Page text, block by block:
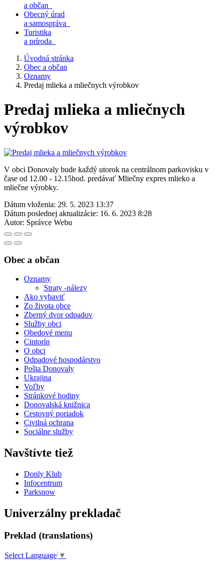
a občan
Obecný úrad
a samospráva
Turistika
a príroda
Úvodná stránka
Obec a občan
Oznamy
Predaj mlieka a mliečnych výrobkov
Predaj mlieka a mliečnych
výrobkov
V obci Donovaly bude každý utorok na centrálnom parkovisku v
čase od 12.00 - 12.15hod. predávať Mliečny expres mlieko a
mliečne výrobky.
Dátum vloženia: 29. 5. 2023 13:37
Dátum poslednej aktualizácie: 16. 6. 2023 8:28
Autor: Správce Webu
Obec a občan
Oznamy
Straty -nálezy
Ako vybaviť
Zo života obce
Zberný dvor odpadov
Služby obci
Obedové menu
Cintorín
O obci
Odpadové hospodárstvo
Pošta Donovaly
Ukrajina
Voľby
Stránkové hodiny
Donovalská knižnica
Cestovný poriadok
Civilná ochrana
Sociálne služby
Navštívte tiež
Donly Klub
Infocentrum
Parksnow
Univerzálny prekladač
Preklad (translations)
Select Language ▼